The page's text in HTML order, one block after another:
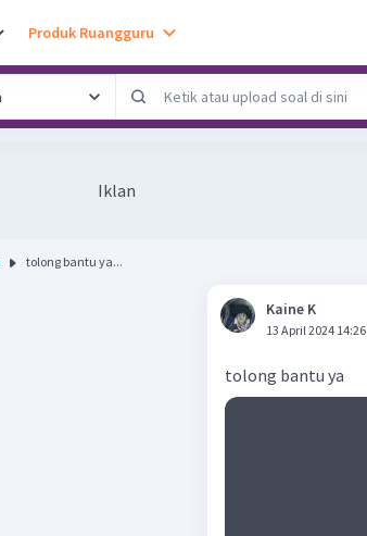
Produk Ruangguru
Iklan
tolong bantu ya...
Kaine K
13 April 2024 14:26
tolong bantu ya